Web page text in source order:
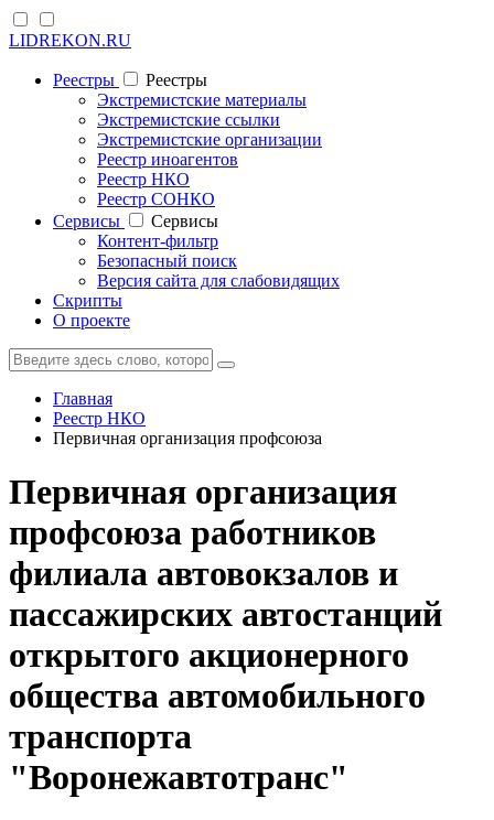
LIDREKON.RU
Реестры
Реестры
Экстремистские материалы
Экстремистские ссылки
Экстремистские организации
Реестр иноагентов
Реестр НКО
Реестр СОНКО
Cервисы
Cервисы
Контент-фильтр
Безопасный поиск
Версия сайта для слабовидящих
Скрипты
О проекте
Главная
Реестр НКО
Первичная организация профсоюза
Первичная организация
профсоюза работников
филиала автовокзалов и
пассажирских автостанций
открытого акционерного
общества автомобильного
транспорта
"Воронежавтотранс"